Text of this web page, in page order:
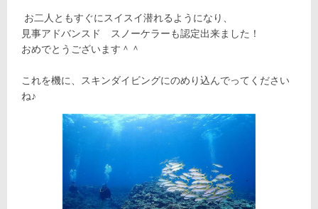
お二人ともすぐにスイスイ潜れるようになり、
見事アドバンスド スノーケラーも認定出来ました！
おめでとうございます＾＾
これを機に、スキンダイビングにのめり込んでってください
ね♪